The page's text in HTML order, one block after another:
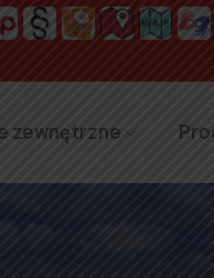
zewnętrzne